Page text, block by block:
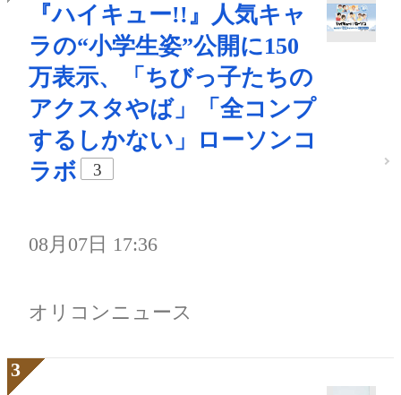
『ハイキュー!!』人気キャ
ラの“小学生姿”公開に150
万表示、「ちびっ子たちの
アクスタやば」「全コンプ
するしかない」ローソンコ
ラボ
3
08月07日 17:36
オリコンニュース